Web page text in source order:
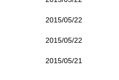
2015/05/22
2015/05/22
2015/05/21